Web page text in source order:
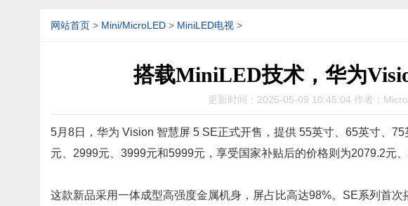
网站首页 > Mini/MicroLED > MiniLED电视 >
搭载MiniLED技术，华为
更新时间：2025-05-09 10:45:04 作者：
5月8日，华为 Vision 智慧屏 5 SE正式开售，提供 55英寸、65英寸、
元、2999元、3999元和5999元，享受国家补贴后的价格则为2079.2元
这款新品采用一体成型高强度金属机身，屏占比高达98%。SE系列首次